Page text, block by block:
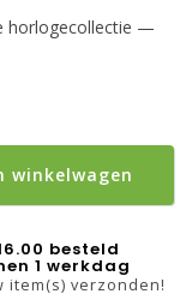
horlogecollectie —
winkelwagen
besteld
1 werkdag
item(s) verzonden!